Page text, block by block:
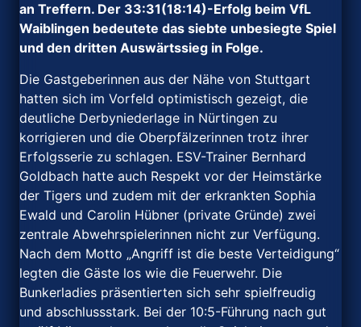
an Treffern. Der 33:31(18:14)-Erfolg beim VfL
Waiblingen bedeutete das siebte unbesiegte Spiel
und den dritten Auswärtssieg in Folge.
Die Gastgeberinnen aus der Nähe von Stuttgart
hatten sich im Vorfeld optimistisch gezeigt, die
deutliche Derbyniederlage in Nürtingen zu
korrigieren und die Oberpfälzerinnen trotz ihrer
Erfolgsserie zu schlagen. ESV-Trainer Bernhard
Goldbach hatte auch Respekt vor der Heimstärke
der Tigers und zudem mit der erkrankten Sophia
Ewald und Carolin Hübner (private Gründe) zwei
zentrale Abwehrspielerinnen nicht zur Verfügung.
Nach dem Motto „Angriff ist die beste Verteidigung“
legten die Gäste los wie die Feuerwehr. Die
Bunkerladies präsentierten sich sehr spielfreudig
und abschlussstark. Bei der 10:5-Führung nach gut